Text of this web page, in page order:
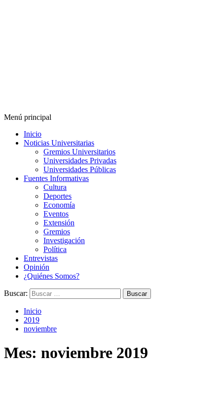
Menú principal
Inicio
Noticias Universitarias
Gremios Universitarios
Universidades Privadas
Universidades Públicas
Fuentes Informativas
Cultura
Deportes
Economía
Eventos
Extensión
Gremios
Investigación
Política
Entrevistas
Opinión
¿Quiénes Somos?
Buscar:
Inicio
2019
noviembre
Mes: noviembre 2019